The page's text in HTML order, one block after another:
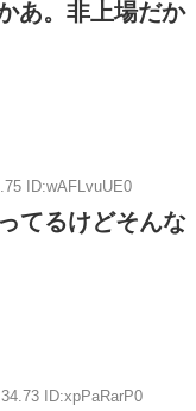
あ。非上場だか
ID:wAFLvuUE0
てるけどそんな
ID:xpPaRarP0